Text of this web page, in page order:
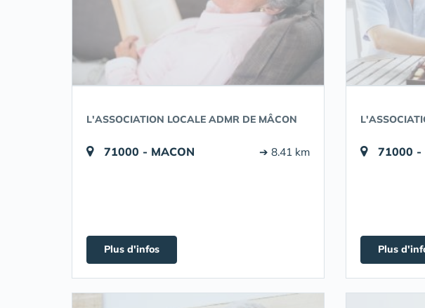
L'ASSOCIATION LOCALE ADMR DE MÂCON
71000 - MACON ➔ 8.41 km
Plus d'infos
71000 -
Plus